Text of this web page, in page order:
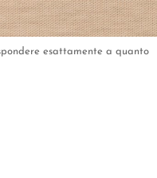
esattamente a quanto